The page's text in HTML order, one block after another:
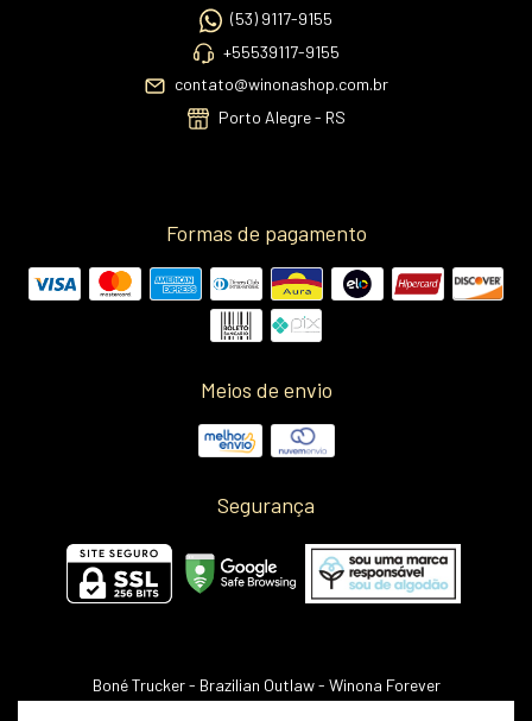
(53) 9117-9155
+55539117-9155
contato@winonashop.com.br
Porto Alegre - RS
Formas de pagamento
Meios de envio
Segurança
Boné Trucker - Brazilian Outlaw- Winona Forever